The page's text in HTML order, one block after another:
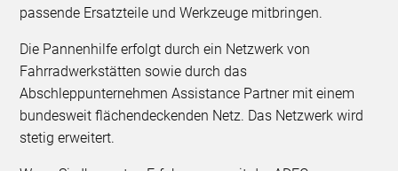
passende Ersatzteile und Werkzeuge mitbringen.
Die Pannenhilfe erfolgt durch ein Netzwerk von
Fahrradwerkstätten sowie durch das
Abschleppunternehmen Assistance Partner mit einem
bundesweit flächendeckenden Netz. Das Netzwerk wird
stetig erweitert.